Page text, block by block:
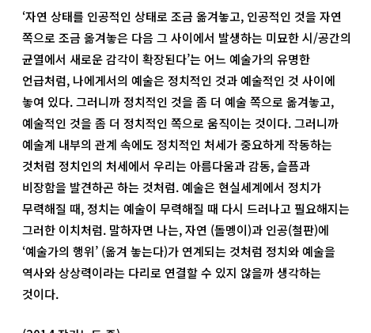
‘자연 상태를 인공적인 상태로 조금 옮겨놓고, 인공적인 것을 자연
쪽으로 조금 옮겨놓은 다음 그 사이에서 발생하는 미묘한 시/공간의
균열에서 새로운 감각이 확장된다’는 어느 예술가의 유명한
언급처럼, 나에게서의 예술은 정치적인 것과 예술적인 것 사이에
놓여 있다. 그러니까 정치적인 것을 좀 더 예술 쪽으로 옮겨놓고,
예술적인 것을 좀 더 정치적인 쪽으로 움직이는 것이다. 그러니까
예술계 내부의 관계 속에도 정치적인 처세가 중요하게 작동하는
것처럼 정치인의 처세에서 우리는 아름다움과 감동, 슬픔과
비장함을 발견하곤 하는 것처럼. 예술은 현실세계에서 정치가
무력해질 때, 정치는 예술이 무력해질 때 다시 드러나고 필요해지는
그러한 이치처럼. 말하자면 나는, 자연 (돌멩이)과 인공(철판)에
‘예술가의 행위’ (옮겨 놓는다)가 연계되는 것처럼 정치와 예술을
역사와 상상력이라는 다리로 연결할 수 있지 않을까 생각하는
것이다.